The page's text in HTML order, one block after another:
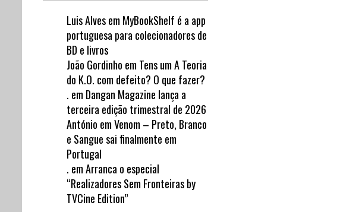
Luis Alvesem MyBookShelf é a app
portuguesa para colecionadores de
BD e livros
João Gordinho em Tens um A Teoria
do K.O. com defeito? O que fazer?
. em Dangan Magazine lança a
terceira edição trimestral de 2026
António emVenom – Preto, Branco
e Sangue sai finalmente em
Portugal
. emArranca o especial
“Realizadores Sem Fronteiras by
TVCine Edition”